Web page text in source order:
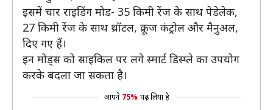
इसमें चार राइडिंग मोड- 35 किमी रेंज के साथ पेडेलेक,
27 किमी रेंज के साथ थ्रॉटल, क्रूज कंट्रोल और मैनुअल,
दिए गए हैं।
इन मोड्स को साइकिल पर लगे स्मार्ट डिस्प्ले का उपयोग
करके बदला जा सकता है।
आपने 75% पढ़ लिया है